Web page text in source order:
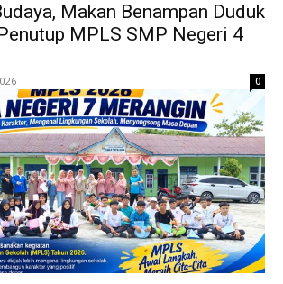
Makan Benampan Duduk
MPLS SMP Negeri 4
0